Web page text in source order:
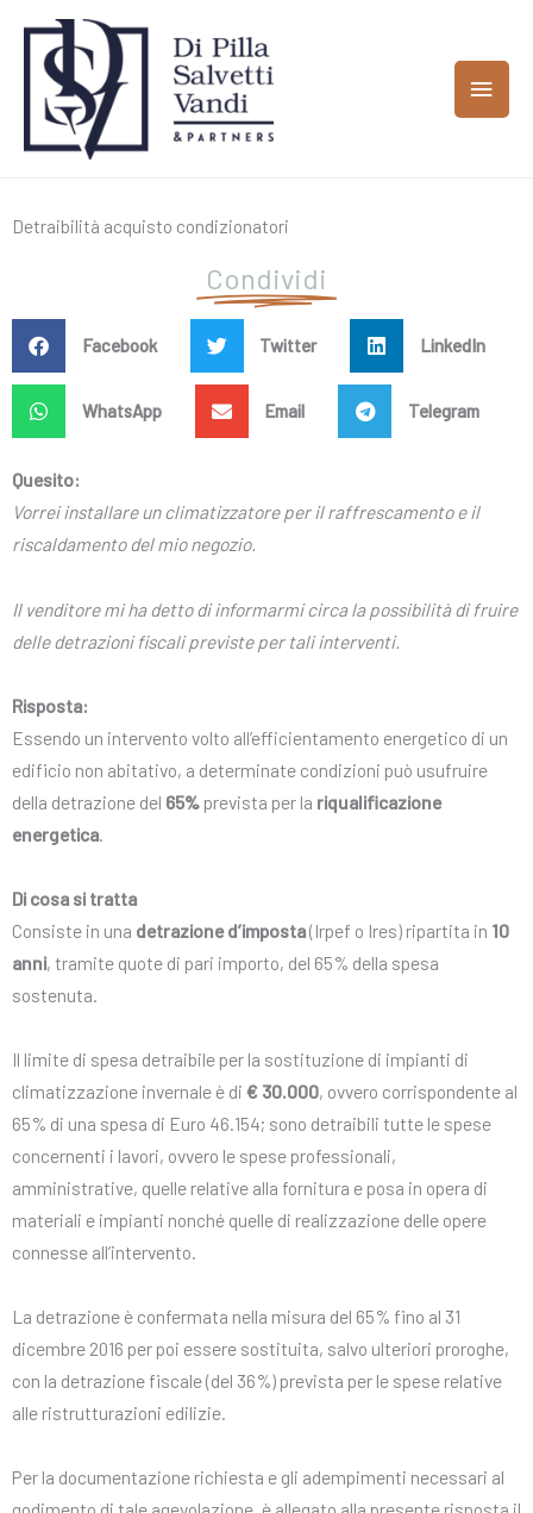
contenuto
Detraibilità acquisto condizionatori
Condividi
Facebook Twitter LinkedIn
WhatsApp Email Telegram
Quesito:
Vorrei installare un climatizzatore per il raffrescamento e il
riscaldamento del mio negozio.
Il venditore mi ha detto di informarmi circa la possibilità di fruire
delle detrazioni fiscali previste per tali interventi.
Risposta:
Essendo un intervento volto all’efficientamento energetico di un
edificio non abitativo, a determinate condizioni può usufruire
della detrazione del 65% prevista per la riqualificazione
energetica
Di cosa si tratta
Consiste in una detrazione d’imposta(Irpef o Ires) ripartita in 10
anni, tramite quote di pari importo, del 65% della spesa
sostenuta.
Il limite di spesa detraibile per la sostituzione di impianti di
climatizzazione invernale è di € 30.000, ovvero corrispondente al
65% di una spesa di Euro 46.154; sono detraibili tutte le spese
concernenti i lavori, ovvero le spese professionali,
amministrative, quelle relative alla fornitura e posa in opera di
materiali e impianti nonché quelle di realizzazione delle opere
connesse all’intervento.
La detrazione è confermata nella misura del 65% fino al 31
dicembre 2016 per poi essere sostituita, salvo ulteriori proroghe,
con la detrazione fiscale (del 36%) prevista per le spese relative
alle ristrutturazioni edilizie.
Per la documentazione richiesta e gli adempimenti necessari al